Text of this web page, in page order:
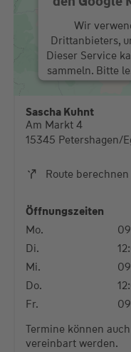
Wir
Drittanbieters,
Dieser Service
sammeln. Bitte
stimmen Sie
Sascha Kuhnt
Am Markt 4
15345 Petershagen/
Route berechnen
Öffnungszeiten
Mo.
Di.
Mi.
Do.
Fr.
Termine können
vereinbart werden.